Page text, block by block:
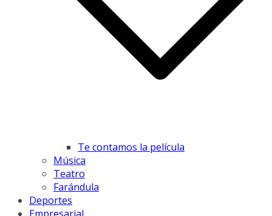
Te contamos la película
Música
Teatro
Farándula
Deportes